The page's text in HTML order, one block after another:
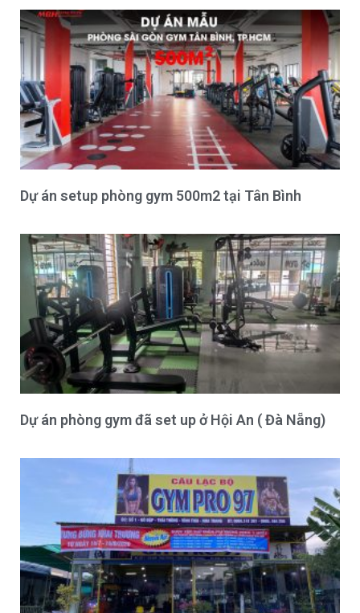
Dự án setup phòng gym 500m2 tại Tân Bình
Dự án phòng gym đã set up ở Hội An ( Đà Nẵng)